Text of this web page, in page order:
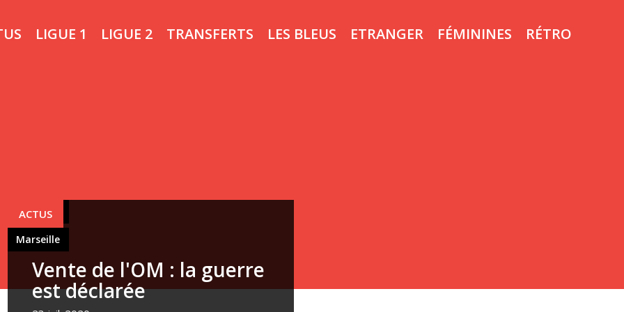
LIGUE 1 LIGUE 2 TRANSFERTS LES BLEUS ETRANGER FÉMININES RÉTRO
Marseille
ACTUS
Marseille
Vente de l'OM : la guerre
est déclarée